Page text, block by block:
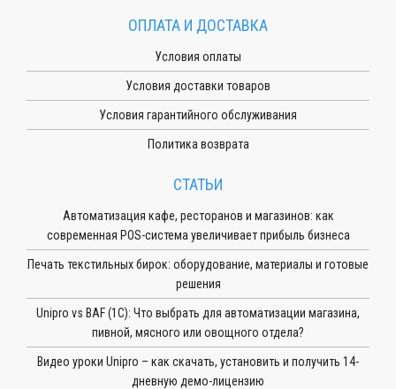
ОПЛАТА И ДОСТАВКА
Условия оплаты
Условия доставки товаров
Условия гарантийного обслуживания
Политика возврата
СТАТЬИ
Автоматизация кафе, ресторанов и магазинов: как
современная POS-система увеличивает прибыль бизнеса
Печать текстильных бирок: оборудование, материалы и готовые
решения
Unipro vs BAF (1С): Что выбрать для автоматизации магазина,
пивной, мясного или овощного отдела?
Видео уроки Unipro – как скачать, установить и получить 14-
дневную демо-лицензию